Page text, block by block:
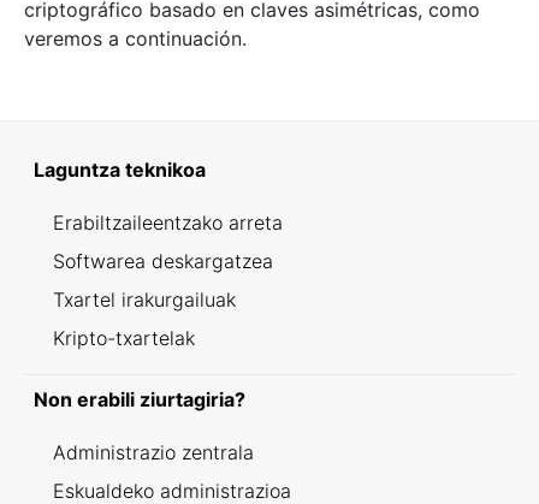
criptográfico basado en claves asimétricas, como
veremos a continuación.
Laguntza teknikoa
Erabiltzaileentzako arreta
Softwarea deskargatzea
Txartel irakurgailuak
Kripto-txartelak
Non erabili ziurtagiria?
Administrazio zentrala
Eskualdeko administrazioa